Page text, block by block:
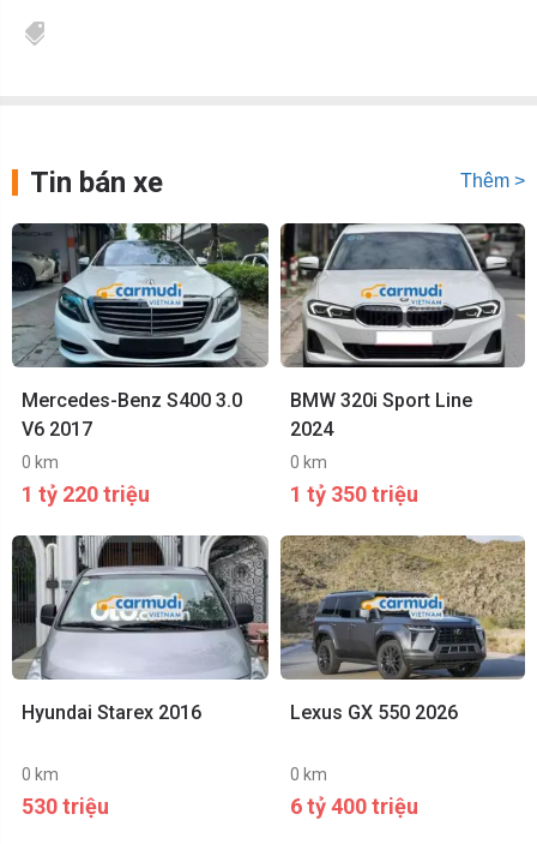
Tin bán xe Thêm >
Mercedes-Benz S400 3.0
V6 2017
0 km
1 tỷ 220 triệu
BMW 320i Sport Line
2024
0 km
1 tỷ 350 triệu
Hyundai Starex 2016
0 km
530 triệu
Lexus GX 550 2026
0 km
6 tỷ 400 triệu